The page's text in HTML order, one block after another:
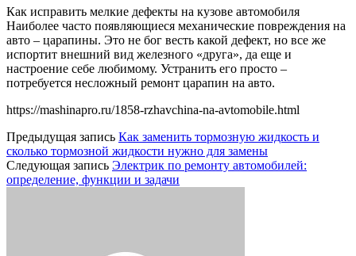
Как исправить мелкие дефекты на кузове автомобиля
Наиболее часто появляющиеся механические повреждения на
авто – царапины. Это не бог весть какой дефект, но все же
испортит внешний вид железного «друга», да еще и
настроение себе любимому. Устранить его просто –
потребуется несложный ремонт царапин на авто.
https://mashinapro.ru/1858-rzhavchina-na-avtomobile.html
Предыдущая запись Как заменить тормозную жидкость и
сколько тормозной жидкости нужно для замены
Следующая запись Электрик по ремонту автомобилей:
определение, функции и задачи